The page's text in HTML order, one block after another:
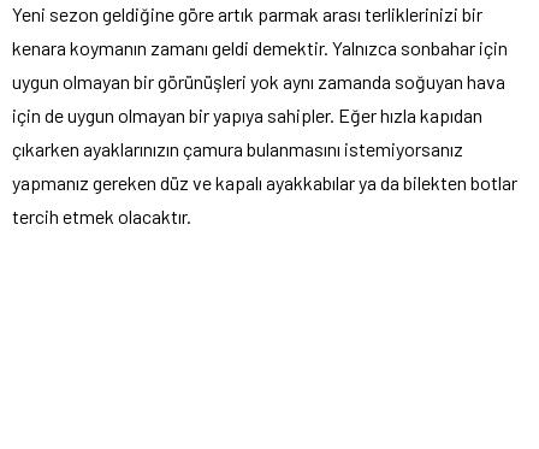
Yeni sezon geldiğine göre artık parmak arası terliklerinizi bir
kenara koymanın zamanı geldi demektir. Yalnızca sonbahar için
uygun olmayan bir görünüşleri yok aynı zamanda soğuyan hava
için de uygun olmayan bir yapıya sahipler. Eğer hızla kapıdan
çıkarken ayaklarınızın çamura bulanmasını istemiyorsanız
yapmanız gereken düz ve kapalı ayakkabılar ya da bilekten botlar
tercih etmek olacaktır.